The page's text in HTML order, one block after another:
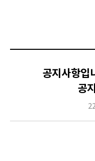
공지사항입
공